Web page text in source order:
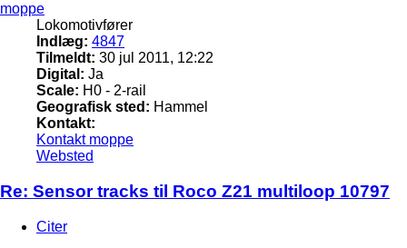
moppe
Lokomotivfører
Indlæg: 4847
Tilmeldt: 30 jul 2011, 12:22
Digital: Ja
Scale: H0 - 2-rail
Geografisk sted: Hammel
Kontakt:
Kontakt moppe
Websted
Re: Sensor tracks til Roco Z21 multiloop 10797
Citer